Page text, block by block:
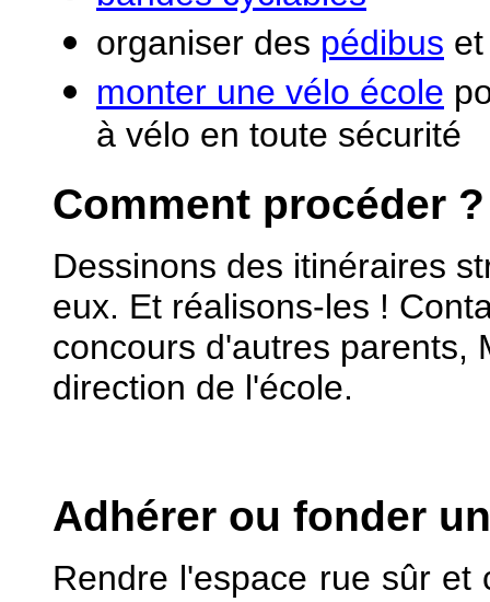
organiser des pédibus
monter une vélo école
à vélo en toute sécurité
Comment procéder ?
Dessinons des itinéraires
eux. Et réalisons-les !
concours d'autres parents,
direction de l'école.
Adhérer ou fonder
Rendre l'espace rue sûr